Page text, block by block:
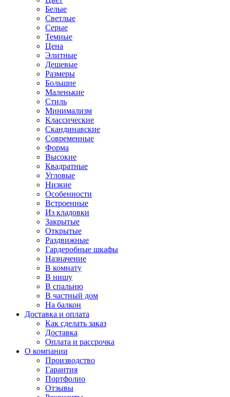
Белые
Светлые
Серые
Темные
Цена
Элитные
Дешевые
Размеры
Большие
Маленькие
Стиль
Минимализм
Классические
Скандинавские
Современные
Форма
Высокие
Квадратные
Угловые
Низкие
Особенности
Встроенные
Из кладовки
Закрытые
Открытые
Раздвижные
Гардеробные шкафы
Назначение
В комнату
В нишу
В спальню
В частный дом
На балкон
Доставка и оплата
Как сделать заказ
Доставка
Оплата и рассрочка
О компании
Производство
Гарантия
Портфолио
Отзывы